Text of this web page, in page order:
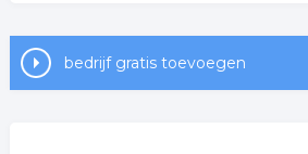
bedrijf gratis toevoegen